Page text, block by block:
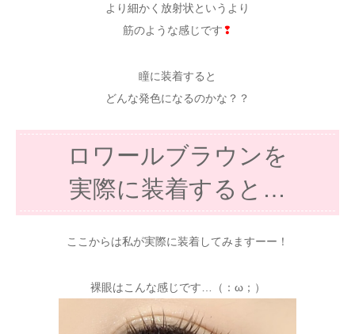
より細かく放射状というより
筋のような感じです❢
瞳に装着すると
どんな発色になるのかな？？
ロワールブラウンを
実際に装着すると…
ここからは私が実際に装着してみますーー！
裸眼はこんな感じです…（：ω；）